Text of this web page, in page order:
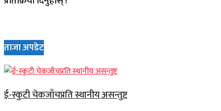
ताजा अपडेट
ई-स्कुटी चेकजाँचप्रति स्थानीय असन्तुष्ट